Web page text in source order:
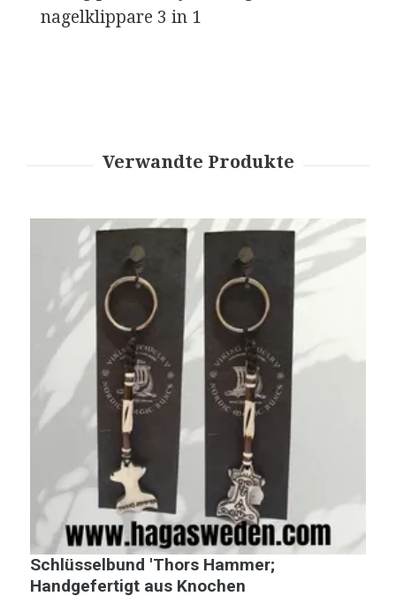
nagelklippare 3 in 1
Schlüsselbund 'Thors Hammer;
Handgefertigt aus Knochen